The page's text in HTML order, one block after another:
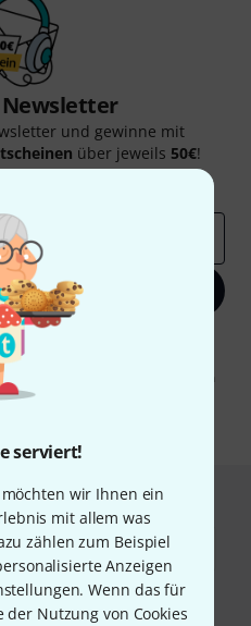
serviert!
wir Ihnen ein
mit allem was
zählen zum Beispiel
Anzeigen
Wenn das für
der Nutzung von Cookies
und gewinne mit
über jeweils 50€!
Thomann Insights
Sie dem Erhalt von E-Mail-
Mail-Nutzungsverhaltens zu. Die
Informationen finden Sie in